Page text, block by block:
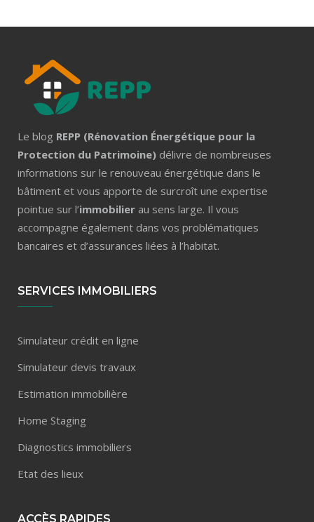
Le blog REPP (Rénovation Énergétique pour la
Protection du Patrimoine) délivre de nombreuses
informations sur le renouveau énergétique dans le
bâtiment et vous apporte de surcroît une expertise
pointue sur l’immobilier au sens large. Il vous
accompagne également dans vos problématiques
bancaires et d’assurances liées à l’habitat.
SERVICES IMMOBILIERS
Simulateur crédit en ligne
Simulateur devis travaux
Estimation immobilière
Home Staging
Diagnostics immobiliers
Etat des lieux
ACCÈS RAPIDES